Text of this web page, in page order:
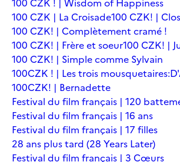
100 CZK | La Croisade100 CZK! |
100 CZK! | Complètement cramé !
100 CZK! | Frère et soeur100 CZK! |
100 CZK! | Simple comme Sylvain
100CZK ! | Les trois
100CZK! | Bernadette
Festival du film français | 120
Festival du film français | 16 ans
Festival du film français | 17 filles
28 ans plus tard (28 Years Later)
Festival du film français | 3 Cœurs